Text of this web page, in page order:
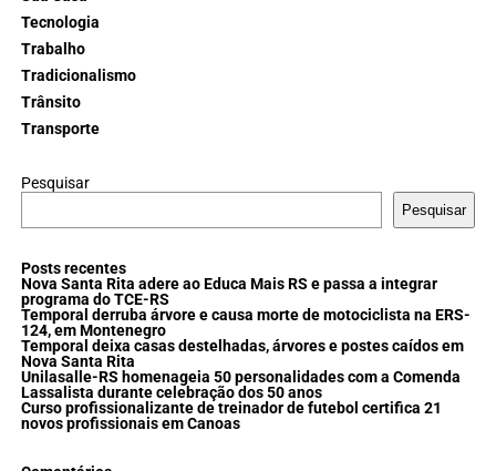
Tecnologia
Trabalho
Tradicionalismo
Trânsito
Transporte
Pesquisar
Pesquisar
Posts recentes
Nova Santa Rita adere ao Educa Mais RS e passa a integrar
programa do TCE-RS
Temporal derruba árvore e causa morte de motociclista na ERS-
124, em Montenegro
Temporal deixa casas destelhadas, árvores e postes caídos em
Nova Santa Rita
Unilasalle-RS homenageia 50 personalidades com a Comenda
Lassalista durante celebração dos 50 anos
Curso profissionalizante de treinador de futebol certifica 21
novos profissionais em Canoas